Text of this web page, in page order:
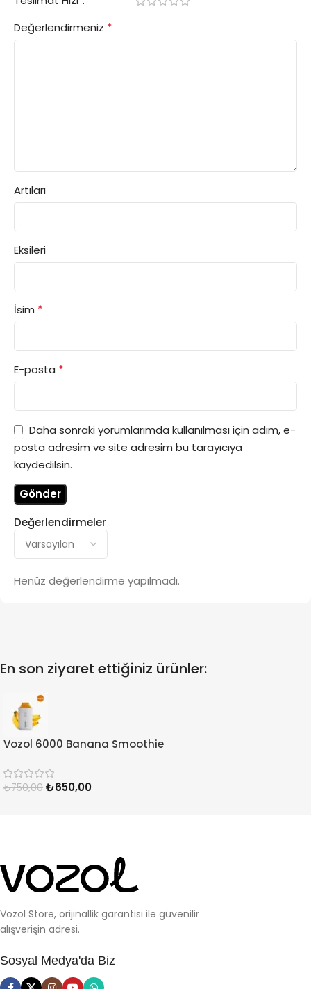
Değerlendirmeler
Henüz değerlendirme yapılmadı.
Değerlendirmeniz *
Artıları
Eksileri
İsim *
E-posta *
Daha sonraki yorumlarımda kullanılması için adım, e-
posta adresim ve site adresim bu tarayıcıya
kaydedilsin.
En son ziyaret ettiğiniz ürünler:
Vozol 6000 Banana Smoothie
₺750,00 ₺650,00
Vozol Store, orijinallik garantisi ile güvenilir
alışverişin adresi.
Sosyal Medya'da Biz